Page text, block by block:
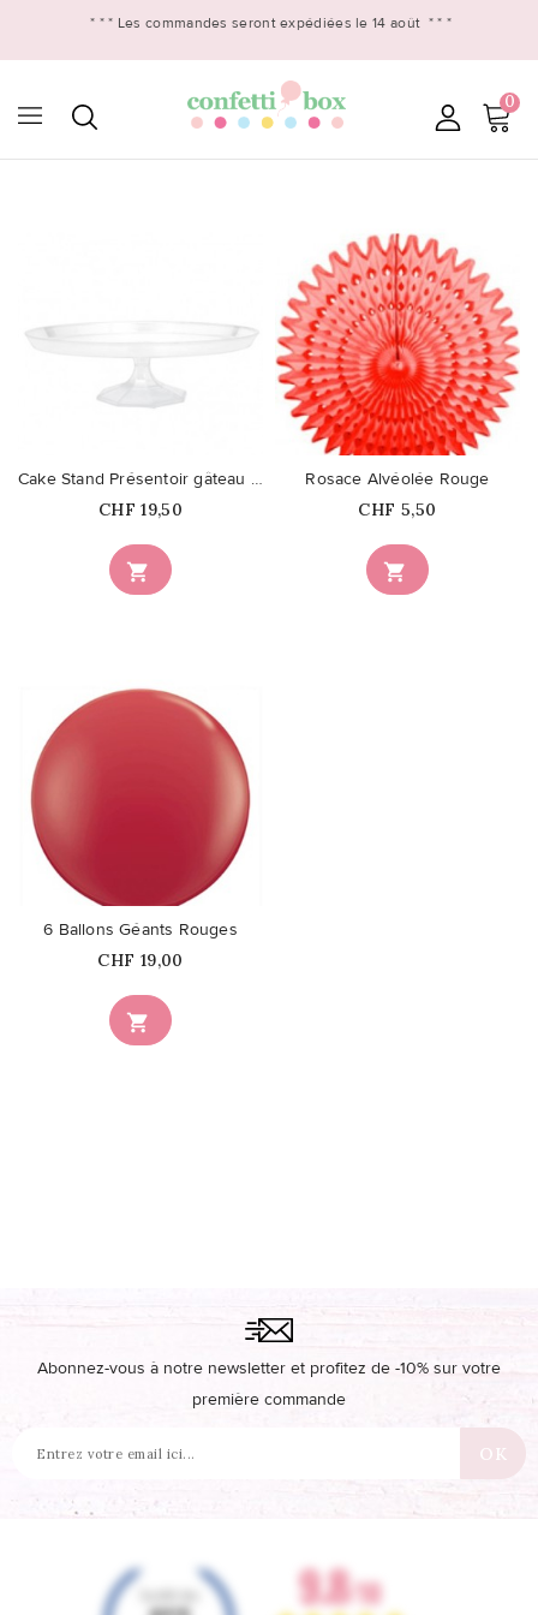
* * * Les commandes seront expédiées le 14 août * * *
0

Cake Stand Présentoir gâteau Grand
Prix
CHF 19,50
favorite_border

Rosace Alvéolée Rouge
Prix
CHF 5,50
favorite_border

6 Ballons Géants Rouges
Prix
CHF 19,00
Abonnez-vous à notre newsletter et profitez de -10% sur votre
première commande